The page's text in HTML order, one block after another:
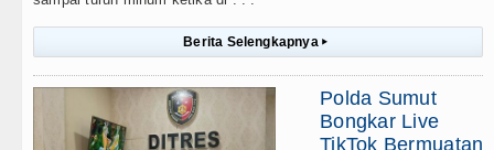
Berita Selengkapnya ▸
Polda Sumut
Bongkar Live
TikTok Bermuatan